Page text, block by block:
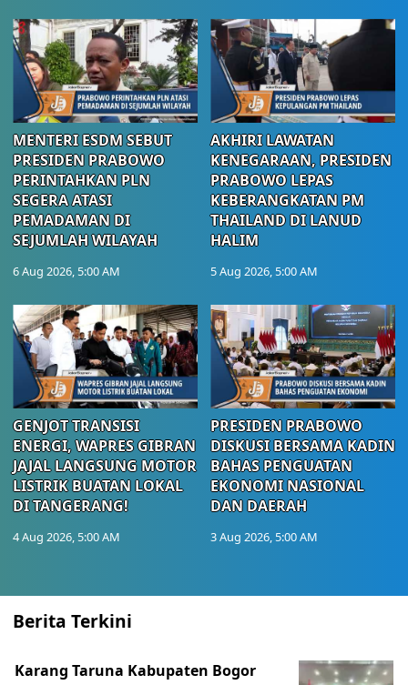
MENTERI ESDM SEBUT
PRESIDEN PRABOWO
PERINTAHKAN PLN
SEGERA ATASI
PEMADAMAN DI
SEJUMLAH WILAYAH
6 Aug 2026, 5:00 AM
AKHIRI LAWATAN
KENEGARAAN, PRESIDEN
PRABOWO LEPAS
KEBERANGKATAN PM
THAILAND DI LANUD
HALIM
5 Aug 2026, 5:00 AM
GENJOT TRANSISI
ENERGI, WAPRES GIBRAN
JAJAL LANGSUNG MOTOR
LISTRIK BUATAN LOKAL
DI TANGERANG!
4 Aug 2026, 5:00 AM
PRESIDEN PRABOWO
DISKUSI BERSAMA KADIN
BAHAS PENGUATAN
EKONOMI NASIONAL
DAN DAERAH
3 Aug 2026, 5:00 AM
Berita Terkini
Karang Taruna Kabupaten Bogor